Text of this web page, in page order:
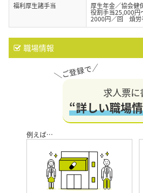
福利厚生諸手当
厚生年金／協会健
役割手当25,000
2000円／回 煩労
職場情報
求人票
“詳しい職場